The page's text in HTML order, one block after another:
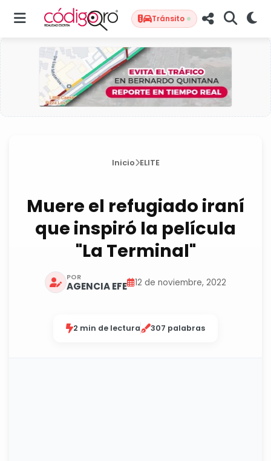
Tránsito
Inicio ELITE
Muere el refugiado iraní
que inspiró la película
"La Terminal"
POR
AGENCIA EFE 12 de noviembre, 2022
2 min de lectura 307 palabras